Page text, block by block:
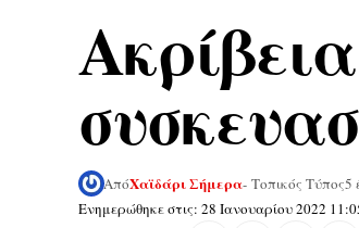
Ενημερώθηκε στις: 28 Ιανουαρίου 2022
ΑπόΧαϊδάρι Σήμερα- Τοπικός Τύπος5